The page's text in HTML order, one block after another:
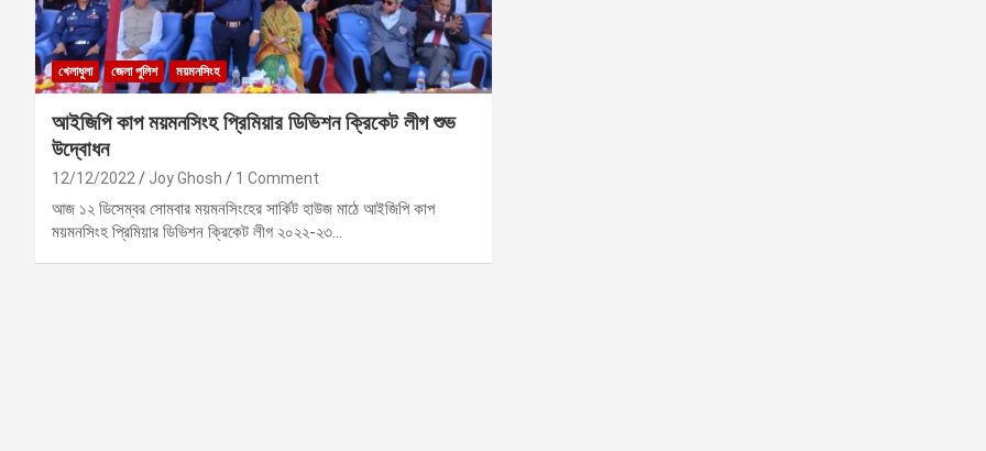
খেলাধুলা জেলা পুলিশ ময়মনসিংহ
আইজিপি কাপ ময়মনসিংহ প্রিমিয়ার ডিভিশন ক্রিকেট লীগ শুভ
উদ্বোধন
12/12/2022 Joy Ghosh 1 Comment
আজ ১২ ডিসেম্বর সোমবার ময়মনসিংহের সার্কিট হাউজ মাঠে আইজিপি কাপ
ময়মনসিংহ প্রিমিয়ার ডিভিশন ক্রিকেট লীগ ২০২২-২৩…